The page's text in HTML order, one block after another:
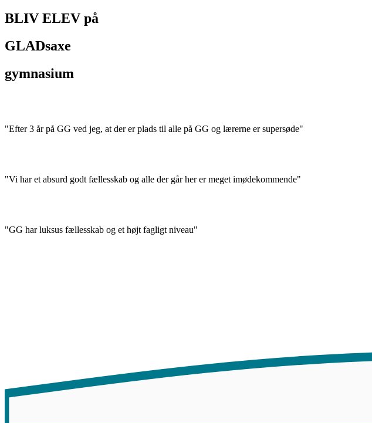
BLIV ELEV på
GLADsaxe
gymnasium
"Efter 3 år på GG ved jeg, at der er plads til alle på GG og lærerne er supersøde"
"Vi har et absurd godt fællesskab og alle der går her er meget imødekommende"
"GG har luksus fællesskab og et højt fagligt niveau"